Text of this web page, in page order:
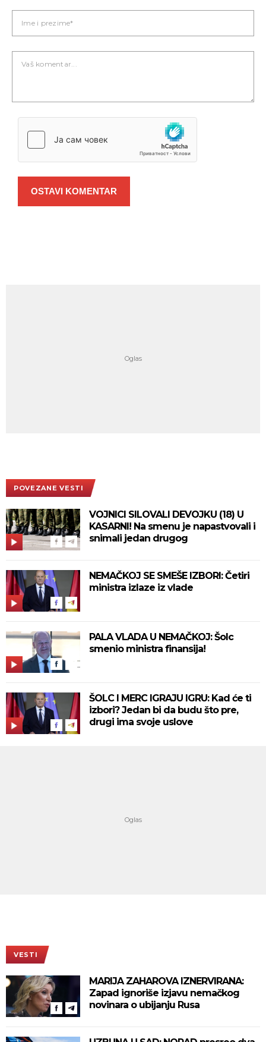
OSTAVI KOMENTAR
POVEZANE VESTI
VOJNICI SILOVALI DEVOJKU (18) U
KASARNI! Na smenu je napastvovali i
snimali jedan drugog
NEMAČKOJ SE SMEŠE IZBORI: Četiri
ministra izlaze iz vlade
PALA VLADA U NEMAČKOJ: Šolc
smenio ministra finansija!
ŠOLC I MERC IGRAJU IGRU: Kad će ti
izbori? Jedan bi da budu što pre,
drugi ima svoje uslove
VESTI
MARIJA ZAHAROVA IZNERVIRANA:
Zapad ignoriše izjavu nemačkog
novinara o ubijanju Rusa